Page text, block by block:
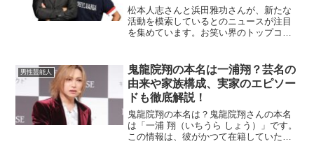
テレビどうなるのか？
松本人志さんと浜田雅功さんが、新たな
活動を模索しているとのニュースが注目
を集めています。お笑い界のトップコン
興味津々です。特に、YouTubeやテレビ
以外の独自のチャン...
男性芸能人
鬼龍院翔の本名は一浦翔？芸名の
由来や家族構成、実家のエピソー
ドも徹底解説！
鬼龍院翔の本名は？鬼龍院翔さんの本名
は「一浦 翔（いちうら しょう）」です。
この情報は、彼がかつて在籍していた吉